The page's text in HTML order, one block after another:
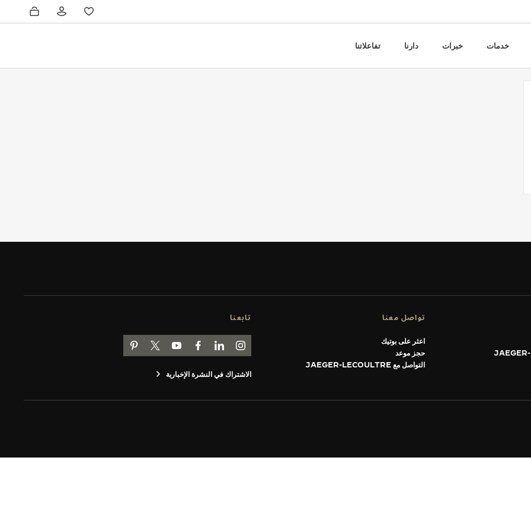
خدمات خبرات دارنا تفاعلاتنا
تواصل معنا
اعثر على بوتيك
حجز موعد
التواصل مع JAEGER-LECOULTRE
تابعنا
انتقل إلى صفحة JAEGER-LECOULTRE على INSTAGRAMانتقل إلى صفحة JAEGER-LECOULTRE LINKEDIN
اذهب إلى صفحة JAEGER-LECOULTRE على FACEBOOK
انتقل إلى صفحة JAEGER-LECOULTRE على YOUTUBE
اذهب إلى صفحة جيجر لوكولتر على تويتر
اذهب إلى صفحة JAEGER-LECOULTRE PINTEREST
الاشتراك في النشرة الإخبارية